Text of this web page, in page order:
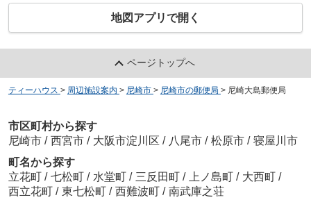
地図アプリで開く
ページトップへ
ティーハウス > 周辺施設案内 > 尼崎市 > 尼崎市の郵便局 > 尼崎大島郵便局
市区町村から探す
尼崎市 / 西宮市 / 大阪市淀川区 / 八尾市 / 松原市 / 寝屋川市
町名から探す
立花町 / 七松町 / 水堂町 / 三反田町 / 上ノ島町 / 大西町 /
西立花町 / 東七松町 / 西難波町 / 南武庫之荘